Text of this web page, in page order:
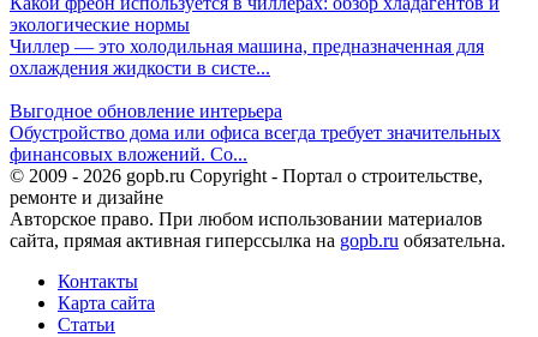
экологические нормы
Чиллер — это холодильная машина, предназначенная для
охлаждения жидкости в систе...
Выгодное обновление интерьера
Обустройство дома или офиса всегда требует значительных
финансовых вложений. Со...
© 2009 - 2026 gopb.ru Copyright - Портал о строительстве,
ремонте и дизайне
Авторское право. При любом использовании материалов
сайта, прямая активная гиперссылка на gopb.ru обязательна.
Контакты
Карта сайта
Статьи